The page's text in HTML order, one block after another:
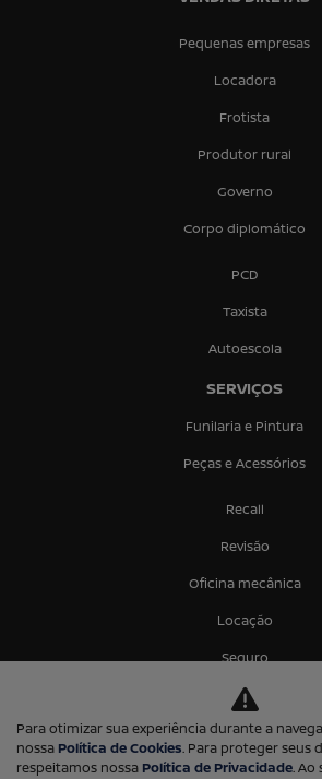
Pequenas empresas
Locadora
Frotista
Produtor rural
Governo
Corpo diplomático
PCD
Taxista
Autoescola
SERVIÇOS
Funilaria e Pintura
Peças e Acessórios
Recall
Revisão
Oficina mecânica
Locação
Seguro
Consórcio
NISSAN PROTECT
Para otimizar sua experiência durante a
nossa Política de Cookies. Para proteger seus
respeitamos nossa Política de Privacidade. Ao